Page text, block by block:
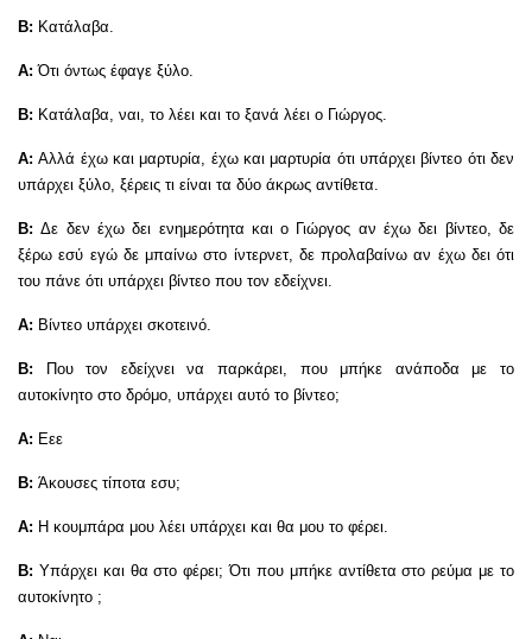
Β: Κατάλαβα.
Α: Ότι όντως έφαγε ξύλο.
Β: Κατάλαβα, ναι, το λέει και το ξανά λέει ο Γιώργος.
Α: Αλλά έχω και μαρτυρία, έχω και μαρτυρία ότι υπάρχει βίντεο ότι δεν
υπάρχει ξύλο, ξέρεις τι είναι τα δύο άκρως αντίθετα.
Β: Δε δεν έχω δει ενημερότητα και ο Γιώργος αν έχω δει βίντεο, δε
ξέρω εσύ εγώ δε μπαίνω στο ίντερνετ, δε προλαβαίνω αν έχω δει ότι
του πάνε ότι υπάρχει βίντεο που τον εδείχνει.
Α: Βίντεο υπάρχει σκοτεινό.
Β: Που τον εδείχνει να παρκάρει, που μπήκε ανάποδα με το
αυτοκίνητο στο δρόμο, υπάρχει αυτό το βίντεο;
Α: Εεε
Β: Άκουσες τίποτα εσυ;
Α: Η κουμπάρα μου λέει υπάρχει και θα μου το φέρει.
Β: Υπάρχει και θα στο φέρει; Ότι που μπήκε αντίθετα στο ρεύμα με το
αυτοκίνητο ;